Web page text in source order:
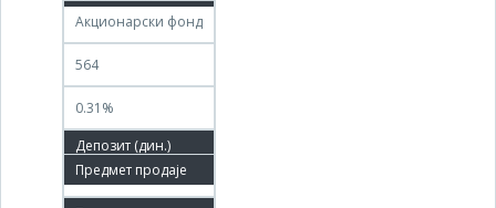
Акционарски фонд
564
0.31%
13.05.2026